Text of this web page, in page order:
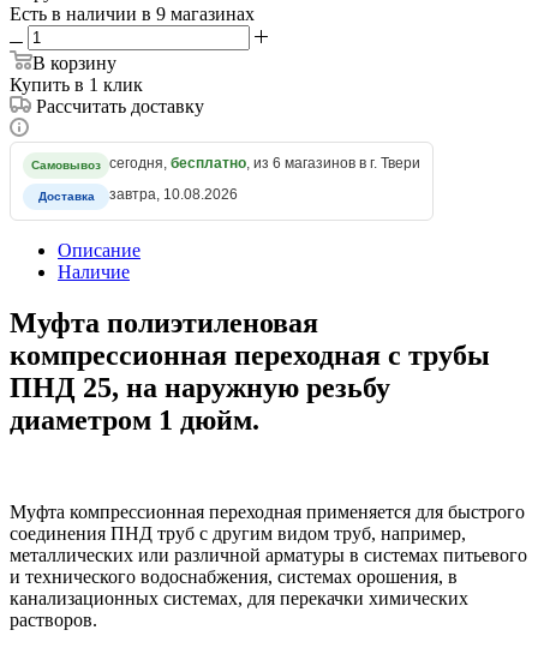
Есть в наличии в 9 магазинах
В корзину
Купить в 1 клик
Рассчитать доставку
Самовывоз сегодня, бесплатно, из 6 магазинов в г. Твери
Доставка завтра, 10.08.2026
Описание
Наличие
Муфта полиэтиленовая
компрессионная переходная с трубы
ПНД 25, на наружную резьбу
диаметром 1 дюйм.
Муфта компрессионная переходная применяется для быстрого
соединения ПНД труб с другим видом труб, например,
металлических или различной арматуры в системах питьевого
и технического водоснабжения, системах орошения, в
канализационных системах, для перекачки химических
растворов.